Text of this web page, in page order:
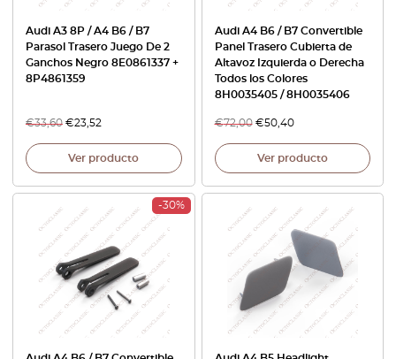
Audi A3 8P / A4 B6 / B7
Parasol Trasero Juego De 2
Ganchos Negro 8E0861337 +
8P4861359
€33,60 €23,52
Ver producto
Audi A4 B6 / B7 Convertible
Panel Trasero Cubierta de
Altavoz Izquierda o Derecha
Todos los Colores
8H0035405 / 8H0035406
€72,00 €50,40
Ver producto
-30%